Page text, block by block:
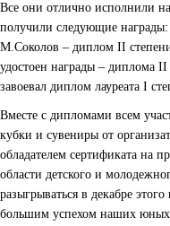
Все они отлично исполнили
получили следующие
М.Соколов – диплом II
удостоен награды – диплома
завоевал диплом лауреата I
Вместе с дипломами всем
кубки и сувениры от
обладателем сертификата на
области детского и
разыгрываться в декабре
большим успехом наших юных